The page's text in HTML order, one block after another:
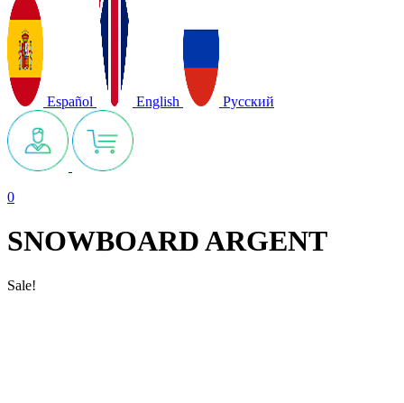
Español English Русский
0
SNOWBOARD ARGENT
Sale!